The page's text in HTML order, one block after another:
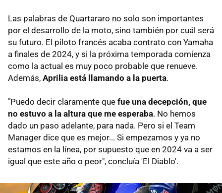
Las palabras de Quartararo no solo son importantes
por el desarrollo de la moto, sino también por cuál será
su futuro. El piloto francés acaba contrato con Yamaha
a finales de 2024, y si la próxima temporada comienza
como la actual es muy poco probable que renueve.
Además, Aprilia está llamando a la puerta.
"Puedo decir claramente que fue una decepción, que
no estuvo a la altura que me esperaba. No hemos
dado un paso adelante, para nada. Pero si el Team
Manager dice que es mejor... Si empezamos y ya no
estamos en la línea, por supuesto que en 2024 va a ser
igual que este año o peor", concluía 'El Diablo'.